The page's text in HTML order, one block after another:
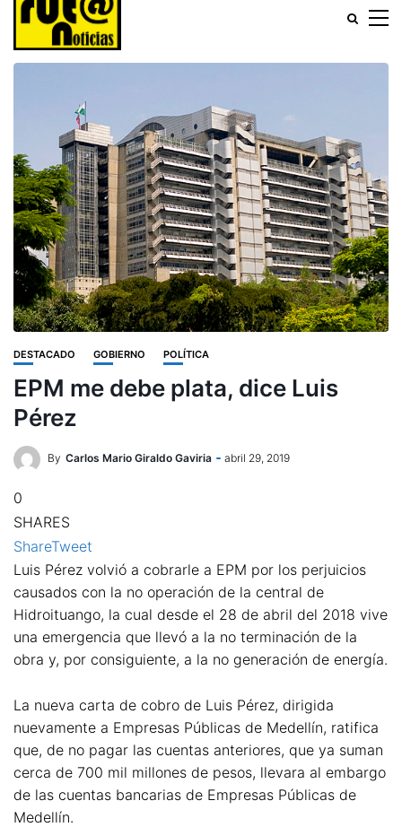
DESTACADO GOBIERNO POLÍTICA
EPM me debe plata, dice Luis
Pérez
By Carlos Mario Giraldo Gaviria abril 29, 2019
0
SHARES
ShareTweet
Luis Pérez volvió a cobrarle a EPM por los perjuicios
causados con la no operación de la central de
Hidroituango, la cual desde el 28 de abril del 2018 vive
una emergencia que llevó a la no terminación de la
obra y, por consiguiente, a la no generación de energía.
La nueva carta de cobro de Luis Pérez, dirigida
nuevamente a Empresas Públicas de Medellín, ratifica
que, de no pagar las cuentas anteriores, que ya suman
cerca de 700 mil millones de pesos, llevara al embargo
de las cuentas bancarias de Empresas Públicas de
Medellín.